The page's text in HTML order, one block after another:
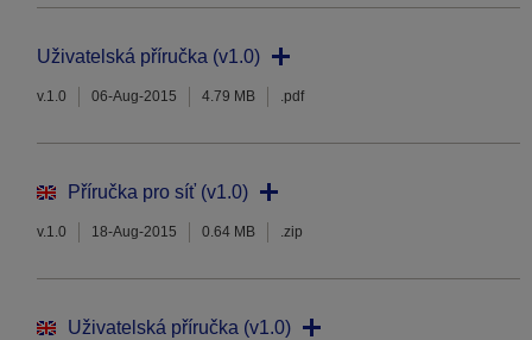
Uživatelská příručka (v1.0)
v.1.0 06-Aug-2015 4.79 MB .pdf
Příručka pro síť (v1.0)
v.1.0 18-Aug-2015 0.64 MB .zip
Uživatelská příručka (v1.0)